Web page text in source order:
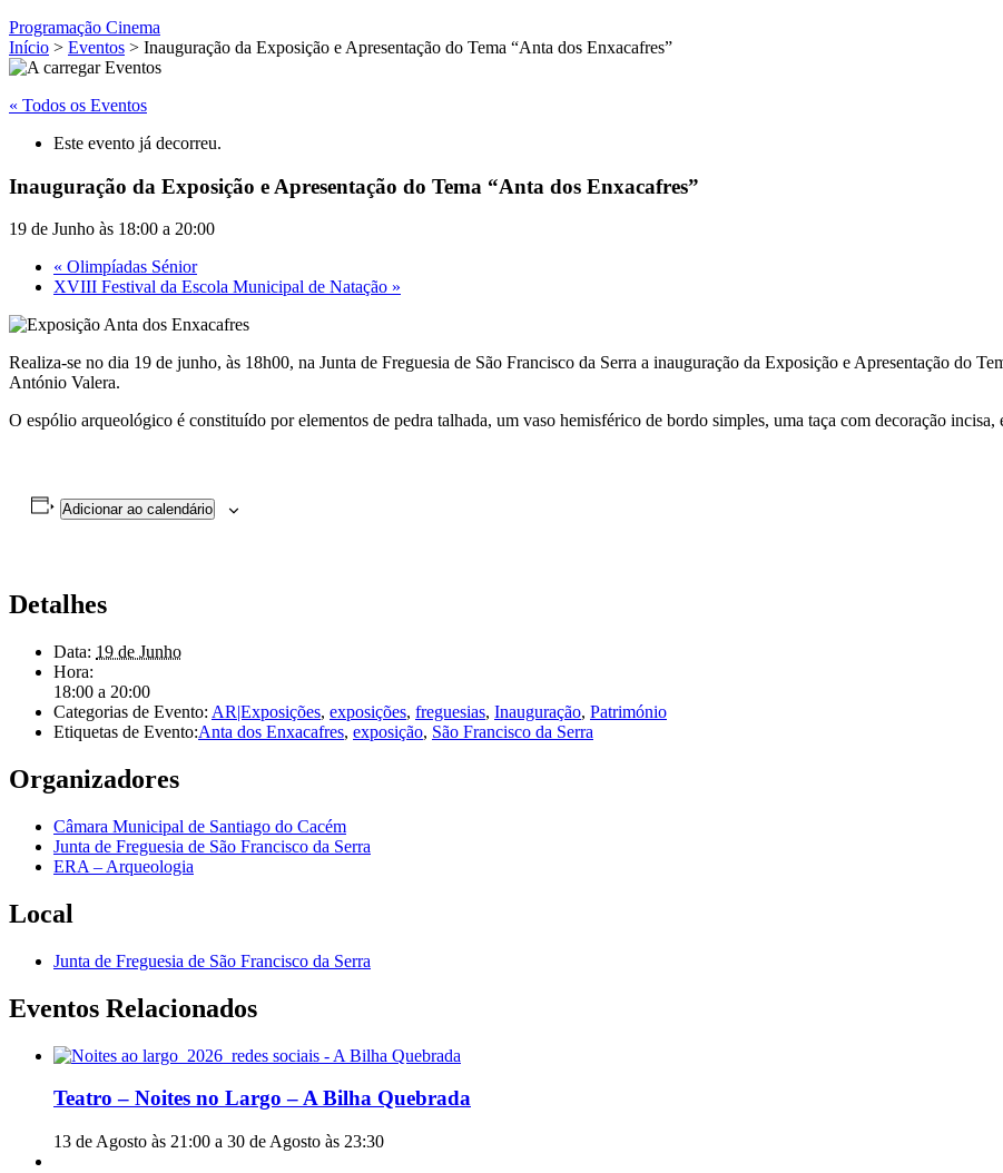
Programação Cinema
Início > Eventos > Inauguração da Exposição e Apresentação do Tema “Anta dos Enxacafres”
« Todos os Eventos
Este evento já decorreu.
Inauguração da Exposição e Apresentação do Tema “Anta dos Enxacafres”
19 de Junho às 18:00 a 20:00
« Olimpíadas Sénior
XVIII Festival da Escola Municipal de Natação »
Realiza-se no dia 19 de junho, às 18h00, na Junta de Freguesia de São Francisco da Serra a inauguração da Exposição e Apresentação do
António Valera.
O espólio arqueológico é constituído por elementos de pedra talhada, um vaso hemisférico de bordo simples, uma taça com decoração
Adicionar ao calendário
Detalhes
Data: 19 de Junho
Hora:
18:00 a 20:00
Categorias de Evento: AR|Exposições, exposições, freguesias, Inauguração, Património
Etiquetas de Evento:Anta dos Enxacafres, exposição, São Francisco da Serra
Organizadores
Câmara Municipal de Santiago do Cacém
Junta de Freguesia de São Francisco da Serra
ERA – Arqueologia
Local
Junta de Freguesia de São Francisco da Serra
Eventos Relacionados
Teatro – Noites no Largo – A Bilha Quebrada
13 de Agosto às 21:00 a 30 de Agosto às 23:30